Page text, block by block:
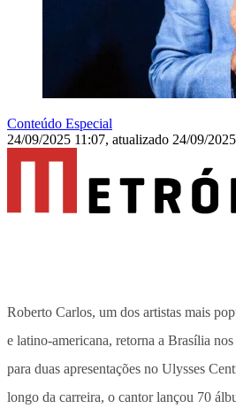
Conteúdo Especial
24/09/2025 11:07, atualizado 24/09/
Roberto Carlos, um dos artistas mais
e latino-americana, retorna a Brasília
para duas apresentações no Ulysses
longo da carreira, o cantor lançou 70